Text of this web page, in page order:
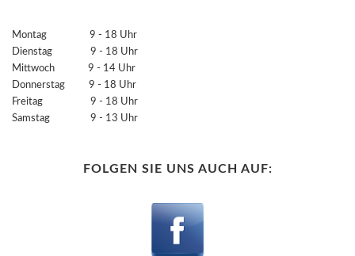
Montag 9 - 18 Uhr
Dienstag 9 - 18 Uhr
Mittwoch 9 - 14 Uhr
Donnerstag 9 - 18 Uhr
Freitag 9 - 18 Uhr
Samstag 9 - 13 Uhr
FOLGEN SIE UNS AUCH AUF: